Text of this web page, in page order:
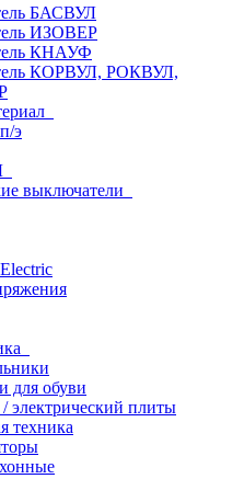
БАСВУЛ
ИЗОВЕР
КНАУФ
КОРВУЛ, РОКВУЛ,
э
выключатели
для обуви
электрический плиты
техника